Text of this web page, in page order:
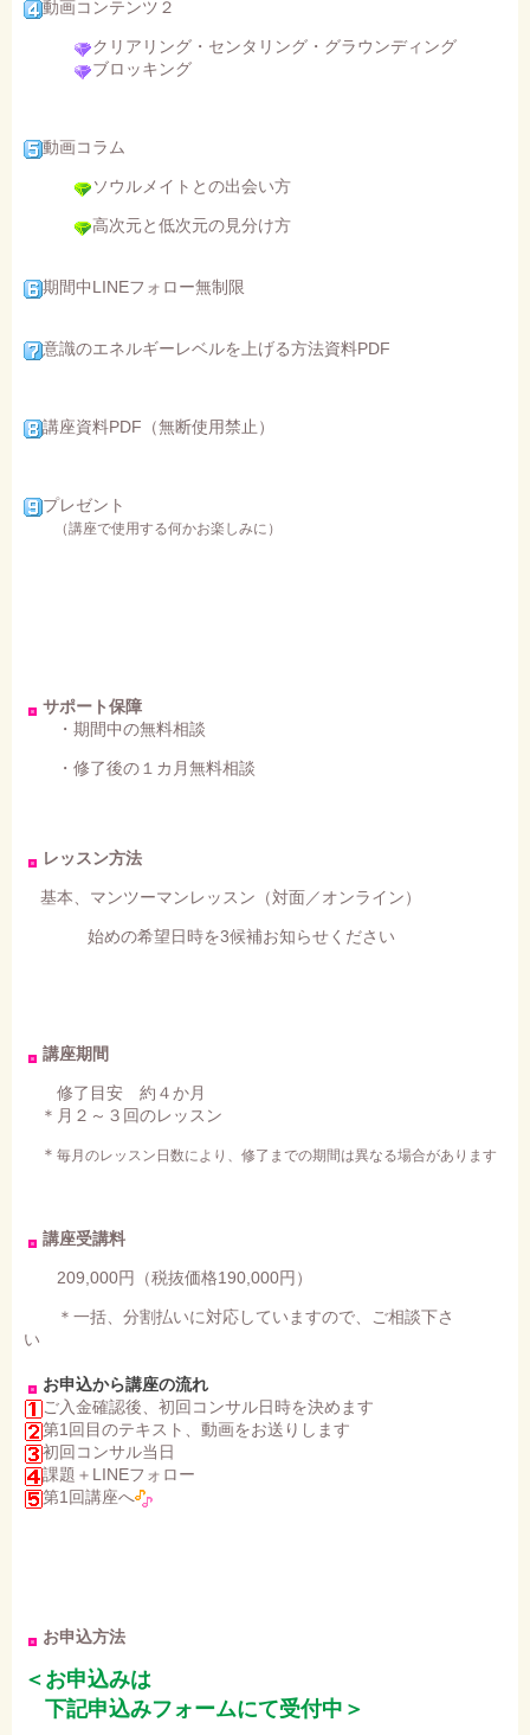
動画コンテンツ２
クリアリング・センタリング・グラウンディング
ブロッキング
動画コラム
ソウルメイトとの出会い方
高次元と低次元の見分け方
期間中LINEフォロー無制限
意識のエネルギーレベルを上げる方法資料PDF
講座資料PDF（無断使用禁止）
プレゼント
（講座で使用する何かお楽しみに）
サポート保障
・期間中の無料相談
・修了後の１カ月無料相談
レッスン方法
基本、マンツーマンレッスン（対面／オンライン）
始めの希望日時を3候補お知らせください
講座期間
修了目安 約４か月
＊月２～３回のレッスン
＊ 毎月のレッスン日数により、修了までの期間は異なる場合があります
講座受講料
209,000円（税抜価格190,000円）
＊一括、分割払いに対応していますので、ご相談下さ
い
お申込から講座の流れ
ご入金確認後、初回コンサル日時を決めます
第1回目のテキスト、動画をお送りします
初回コンサル当日
課題＋LINEフォロー
第1回講座へ
お申込方法
＜お申込みは
下記申込みフォームにて受付中＞